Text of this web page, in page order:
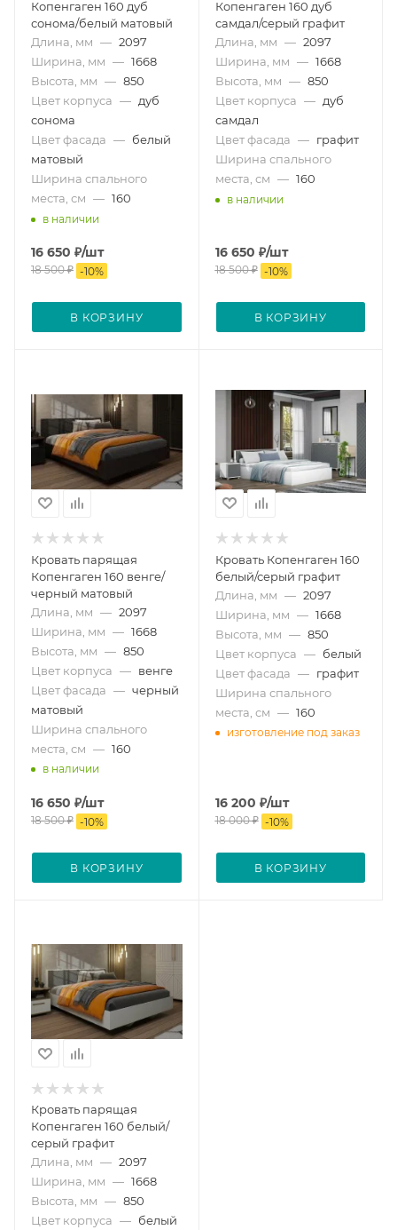
Копенгаген 160 дуб
сонома/белый матовый
Длина, мм — 2097
Ширина, мм — 1668
Высота, мм — 850
Цвет корпуса — дуб
сонома
Цвет фасада — белый
матовый
Ширина спального
места, см — 160
в наличии
16 650 ₽/шт
18 500₽ -10%
В КОРЗИНУ
Копенгаген 160 дуб
самдал/серый графит
Длина, мм — 2097
Ширина, мм — 1668
Высота, мм — 850
Цвет корпуса — дуб
самдал
Цвет фасада — графит
Ширина спального
места, см — 160
в наличии
16 650 ₽/шт
18 500₽ -10%
В КОРЗИНУ
Кровать парящая
Копенгаген 160 венге/
черный матовый
Длина, мм — 2097
Ширина, мм — 1668
Высота, мм — 850
Цвет корпуса — венге
Цвет фасада — черный
матовый
Ширина спального
места, см — 160
в наличии
16 650 ₽/шт
18 500₽ -10%
В КОРЗИНУ
Кровать Копенгаген 160
белый/серый графит
Длина, мм — 2097
Ширина, мм — 1668
Высота, мм — 850
Цвет корпуса — белый
Цвет фасада — графит
Ширина спального
места, см — 160
изготовление под заказ
16 200 ₽/шт
18 000₽ -10%
В КОРЗИНУ
Кровать парящая
Копенгаген 160 белый/
серый графит
Длина, мм — 2097
Ширина, мм — 1668
Высота, мм — 850
Цвет корпуса — белый